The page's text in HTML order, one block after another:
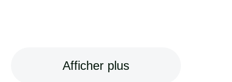
Afficher plus